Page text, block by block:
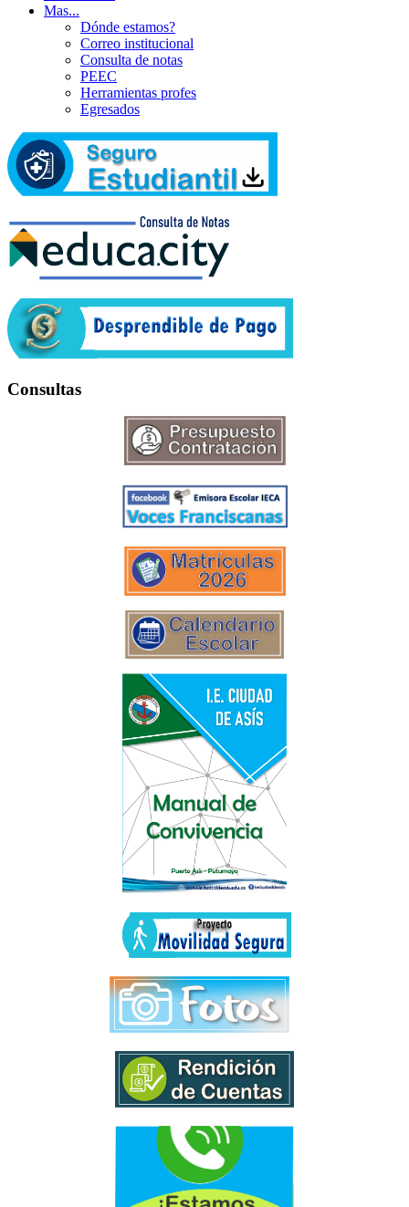
Mas...
Dónde estamos?
Correo institucional
Consulta de notas
PEEC
Herramientas profes
Egresados
Consultas